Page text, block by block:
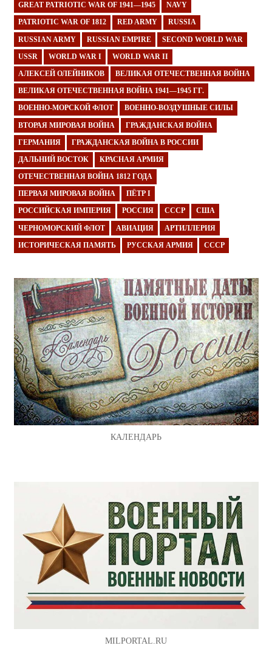
GREAT PATRIOTIC WAR OF 1941—1945 NAVY
PATRIOTIC WAR OF 1812 RED ARMY RUSSIA
RUSSIAN ARMY RUSSIAN EMPIRE SECOND WORLD WAR
USSR WORLD WAR I WORLD WAR II
АЛЕКСЕЙ ОЛЕЙНИКОВ ВЕЛИКАЯ ОТЕЧЕСТВЕННАЯ ВОЙНА
ВЕЛИКАЯ ОТЕЧЕСТВЕННАЯ ВОЙНА 1941—1945 ГГ.
ВОЕННО-МОРСКОЙ ФЛОТ ВОЕННО-ВОЗДУШНЫЕ СИЛЫ
ВТОРАЯ МИРОВАЯ ВОЙНА ГРАЖДАНСКАЯ ВОЙНА
ГЕРМАНИЯ ГРАЖДАНСКАЯ ВОЙНА В РОССИИ
ДАЛЬНИЙ ВОСТОК КРАСНАЯ АРМИЯ
ОТЕЧЕСТВЕННАЯ ВОЙНА 1812 ГОДА
ПЕРВАЯ МИРОВАЯ ВОЙНА ПЁТР I
РОССИЙСКАЯ ИМПЕРИЯ РОССИЯ СССР США
ЧЕРНОМОРСКИЙ ФЛОТ АВИАЦИЯ АРТИЛЛЕРИЯ
ИСТОРИЧЕСКАЯ ПАМЯТЬ РУССКАЯ АРМИЯ СССР
КАЛЕНДАРЬ
MILPORTAL.RU